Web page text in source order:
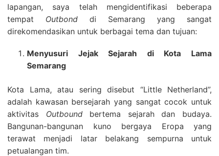
lapangan, saya telah mengidentifikasi beberapa
tempat Outbond di Semarang yang sangat
direkomendasikan untuk berbagai tema dan tujuan:
Menyusuri Jejak Sejarah di Kota Lama
Semarang
Kota Lama, atau sering disebut “Little Netherland”,
adalah kawasan bersejarah yang sangat cocok untuk
aktivitas Outboundbertema sejarah dan budaya.
Bangunan-bangunan kuno bergaya Eropa yang
terawat menjadi latar belakang sempurna untuk
petualangan tim.